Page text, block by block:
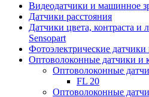
Видеодатчики и машинное
Датчики расстояния
Датчики цвета, контраста
Sensopart
Фотоэлектрические
Оптоволоконные датчики и
Оптоволоконные
FL 20
Оптоволоконные